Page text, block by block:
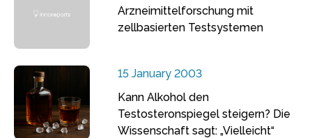
Arzneimittelforschung mit
zellbasierten Testsystemen
15 January 2003
Kann Alkohol den
Testosteronspiegel steigern? Die
Wissenschaft sagt: „Vielleicht“